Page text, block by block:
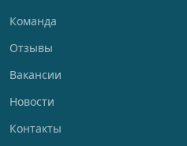
Команда
Отзывы
Вакансии
Новости
Контакты